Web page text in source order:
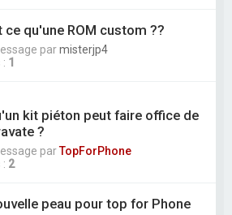
ce qu'une ROM custom ??
parmisterjp4
: 1
kit piéton peut faire office de
?
parTopForPhone
: 2
peau pour top for Phone